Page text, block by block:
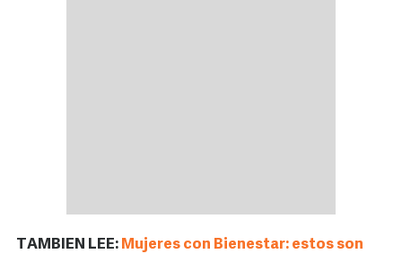
TAMBIEN LEE: Mujeres con Bienestar: estos son